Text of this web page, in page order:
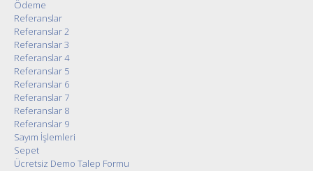
Ödeme
Referanslar
Referanslar 2
Referanslar 3
Referanslar 4
Referanslar 5
Referanslar 6
Referanslar 7
Referanslar 8
Referanslar 9
Sayım İşlemleri
Sepet
Ücretsiz Demo Talep Formu